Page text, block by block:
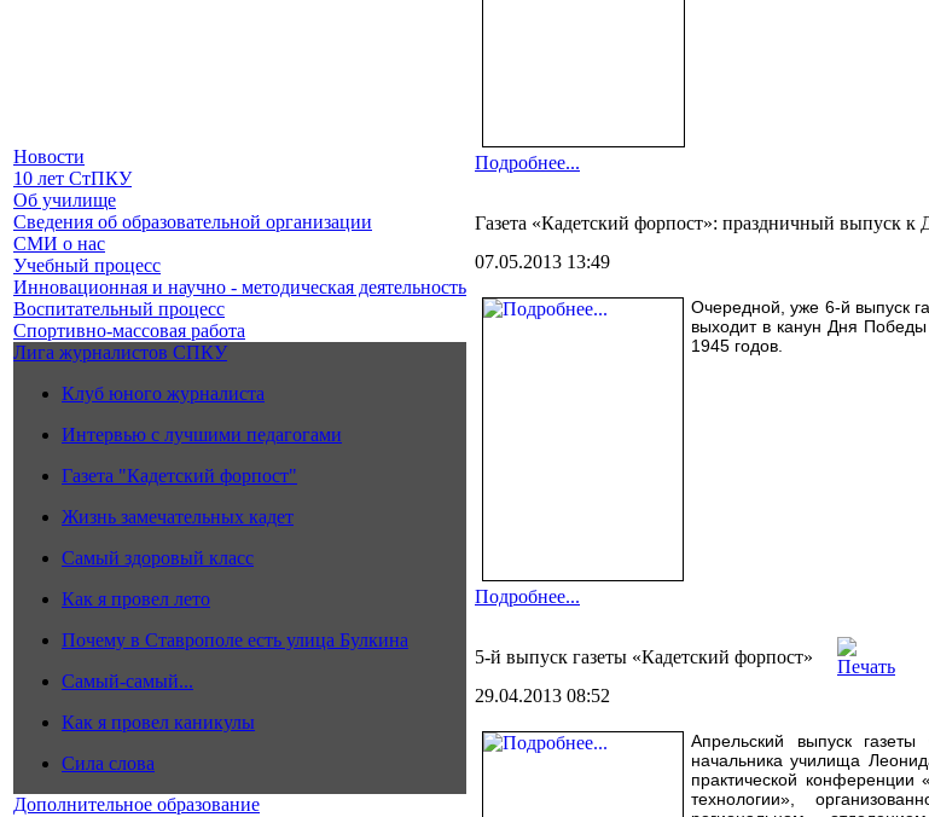
Новости
10 лет СтПКУ
Об училище
Сведения об образовательной организации
СМИ о нас
Учебный процесс
Инновационная и научно - методическая деятельность
Воспитательный процесс
Спортивно-массовая работа
Лига журналистов СПКУ
Клуб юного журналиста
Интервью с лучшими педагогами
Газета "Кадетский форпост"
Жизнь замечательных кадет
Самый здоровый класс
Как я провел лето
Почему в Ставрополе есть улица Булкина
Самый-самый...
Как я провел каникулы
Сила слова
Дополнительное образование
Подробнее...
Газета «Кадетский форпост»: праздничный выпуск
07.05.2013 13:49
Очередной, уже 6-й выпуск
выходит в канун Дня Победы
1945 годов.
Подробнее...
5-й выпуск газеты «Кадетский форпост»
29.04.2013 08:52
Апрельский выпуск
начальника училища
практической конференции
технологии»,